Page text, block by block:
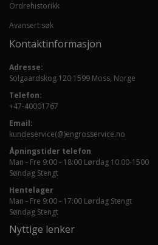
Ordrehistorikk
Avansert søk
Kontaktinformasjon
Adresse:
Solgaardskog 120 1599 Moss, Norge
Telefon:
+47-40001767
Email:
kundeservice(@)engrosservice.no
Åpningstider telefon
Man - Fre 9:00 - 18:00 Lørdag 10.00-1500
Søndag Stengt
Hentelager
Man - Fre 9:00 - 17:00 Lørdag Stengt
Søndag Stengt
Nyttige lenker